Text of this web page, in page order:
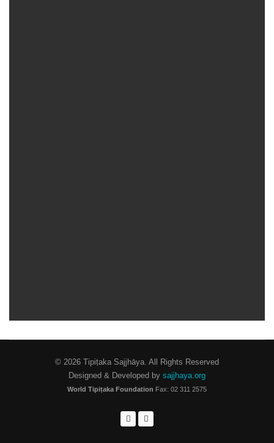
© 2026 Tipiṭaka Sajjhāya. All Rights Reserved
Designed & Developed by sajjhaya.org
World Tipiṭaka Foundation Fax: 02 311 2575